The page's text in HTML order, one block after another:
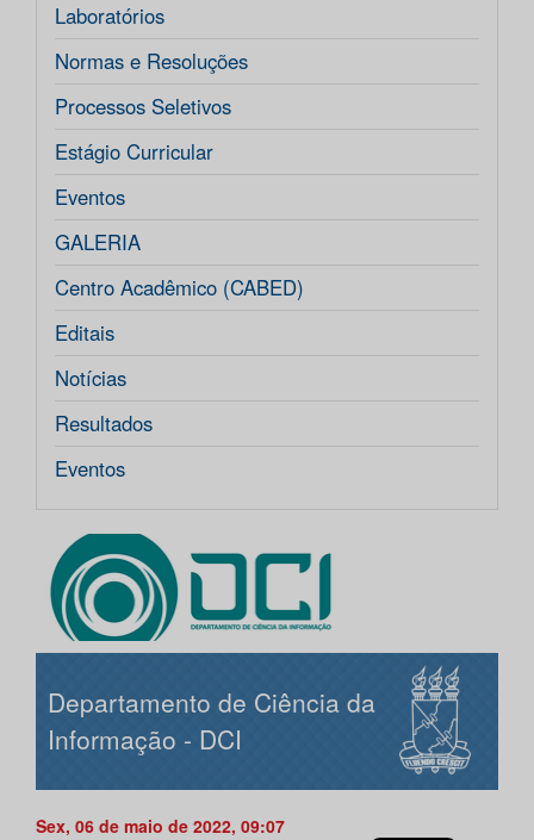
Laboratórios
Normas e Resoluções
Processos Seletivos
Estágio Curricular
Eventos
GALERIA
Centro Acadêmico (CABED)
Editais
Notícias
Resultados
Eventos
Departamento de Ciência da
Informação - DCI
Sex, 06 de maio de 2022, 09:07